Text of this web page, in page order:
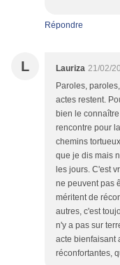
Répondre
L Lauriza 21/02/
Paroles,
actes restent.
bien le
rencontre pour
chemins
que je dis mais
les jours. C'est
ne peuvent pas
méritent de
autres, c'est
n'y a pas sur
acte bienfaisant
réconfortantes,